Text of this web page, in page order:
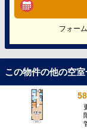
フォー
この物件の他の空